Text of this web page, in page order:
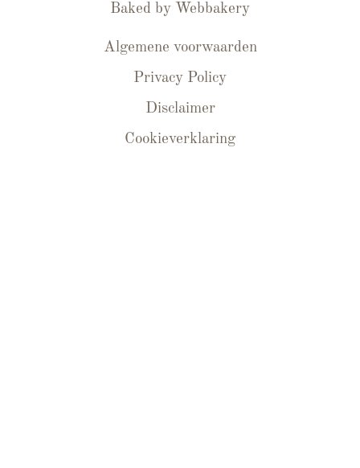
Baked by Webbakery
Algemene voorwaarden
Privacy Policy
Disclaimer
Cookieverklaring